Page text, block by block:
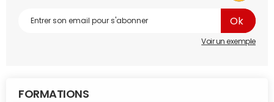
Voir un exemple
FORMATIONS